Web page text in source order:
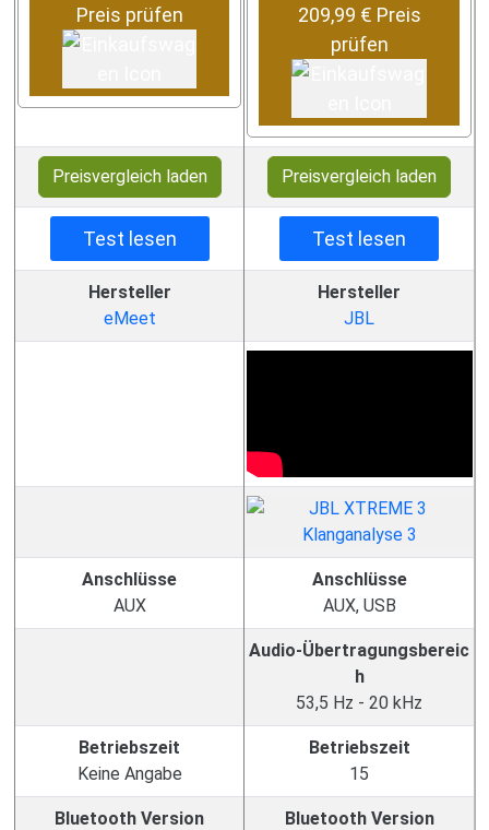
Preis prüfen
209,99 € Preis
prüfen
Preisvergleich laden Preisvergleich laden
Test lesen Test lesen
Hersteller
eMeet
Hersteller
JBL
Anschlüsse
AUX
Anschlüsse
AUX, USB
Audio-Übertragungsbereic
h
53,5 Hz - 20 kHz
Betriebszeit
Keine Angabe
Betriebszeit
15
Bluetooth Version
Bluetooth Version